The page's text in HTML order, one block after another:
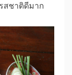
สชาติดีมาก